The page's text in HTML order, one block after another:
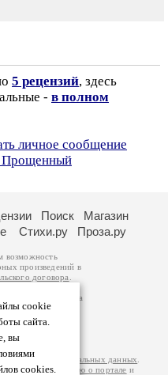
5 рецензий, здесь
- в полном
личное сообщение
Прощенный
cookie
сайта.
вы
cookies.
Поиск
Магазин
Стихи.ру Проза.ру
возможность
произведений в
договора
авторам
возможна
вы можете
за
на
обработки персональных данных
информацию о портале и